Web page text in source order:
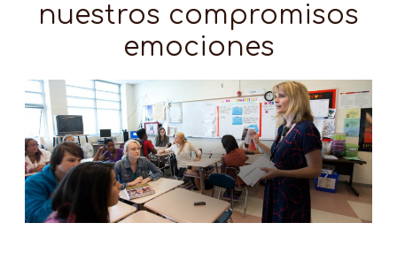
nuestros compromisos
emociones